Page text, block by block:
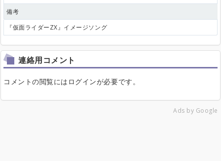
備考
『仮面ライダーZX』イメージソング
連絡用コメント
コメントの閲覧にはログインが必要です。
Ads by Google